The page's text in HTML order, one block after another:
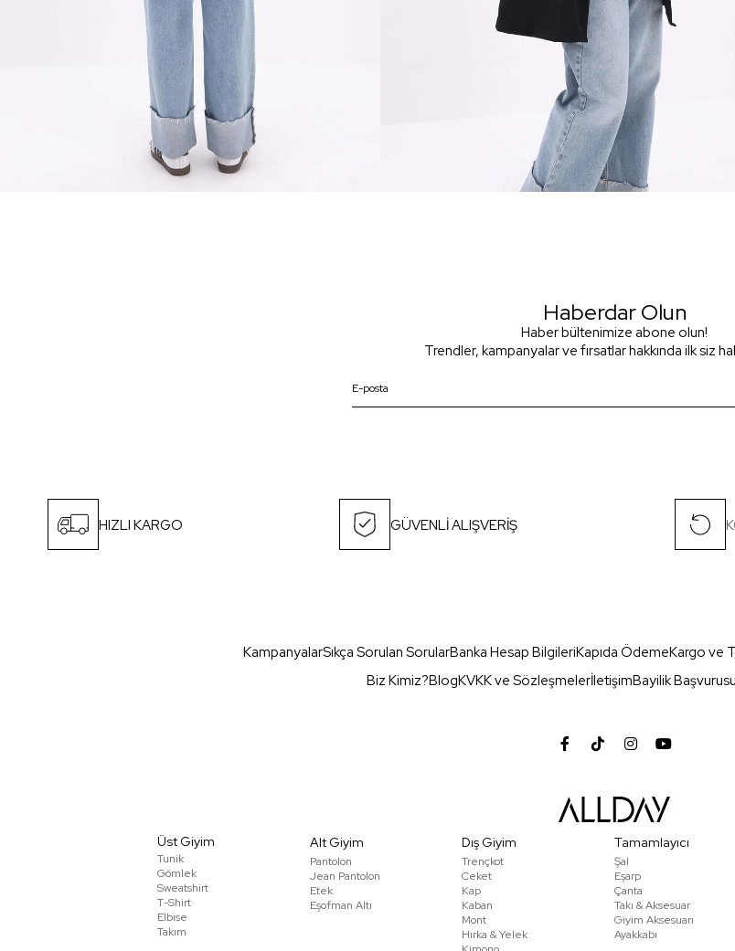
Haberdar Olun
Haber bültenimize abone olun!
Trendler, kampanyalar ve fırsatlar hakkında ilk siz
HIZLI KARGO GÜVENLİ ALIŞVERİŞ
KampanyalarSıkça Sorulan SorularBanka Hesap BilgileriKapıda ÖdemeKargo ve
Biz Kimiz?BlogKVKK ve SözleşmelerİletişimBayilik Başvurusu
Üst Giyim
Tunik
Gömlek
Sweatshirt
T-Shirt
Elbise
Takım
Alt Giyim
Pantolon
Jean Pantolon
Etek
Eşofman Altı
Dış Giyim
Trençkot
Ceket
Kap
Kaban
Mont
Hırka & Yelek
Tamamlayıcı
Şal
Eşarp
Çanta
Takı & Aksesuar
Giyim Aksesuarı
Ayakkabı